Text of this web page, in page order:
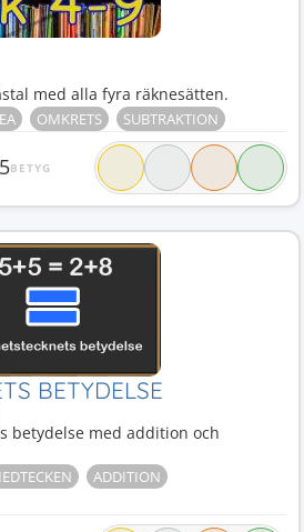
med alla fyra räknesätten.
OMKRETS SUBTRAKTION
BETYG
BETYDELSE
betydelse med addition och
ADDITION